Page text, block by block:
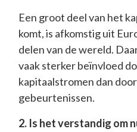
Een groot deel van het
komt, is afkomstig uit
delen van de wereld.
vaak sterker beïnvloed
kapitaalstromen dan
gebeurtenissen.
2. Is het verstandig om